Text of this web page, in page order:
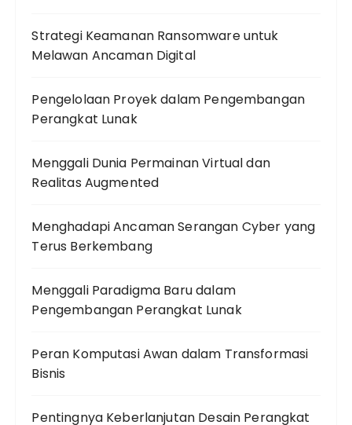
Strategi Keamanan Ransomware untuk
Melawan Ancaman Digital
Pengelolaan Proyek dalam Pengembangan
Perangkat Lunak
Menggali Dunia Permainan Virtual dan
Realitas Augmented
Menghadapi Ancaman Serangan Cyber yang
Terus Berkembang
Menggali Paradigma Baru dalam
Pengembangan Perangkat Lunak
Peran Komputasi Awan dalam Transformasi
Bisnis
Pentingnya Keberlanjutan Desain Perangkat